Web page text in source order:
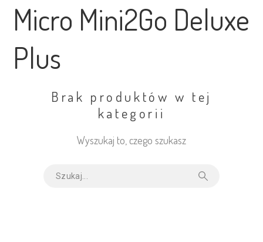
Micro Mini2Go Deluxe
Plus
Brak produktów w tej
kategorii
Wyszukaj to, czego szukasz